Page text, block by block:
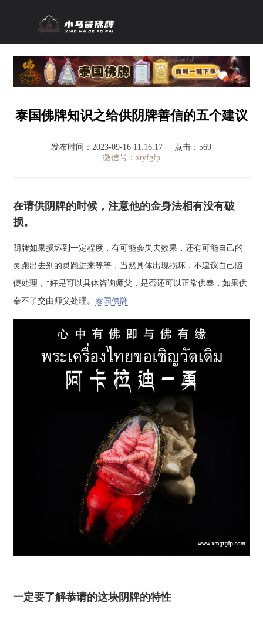
泰国佛牌知识之给供阴牌善信的五个建议
发布时间：2023-09-16 11:16:17
点击：569
微信号：xtyfgfp
在请供阴牌的时候，注意他的金身法相有没有破
损。
阴牌如果损坏到一定程度，有可能会失去效果，还有可能自己的
灵跑出去别的灵跑进来等等，当然具体出现损坏，不建议自己随
便处理，*好是可以具体咨询师父，是否还可以正常供奉，如果供
奉不了交由师父处理。泰国佛牌
一定要了解恭请的这块阴牌的特性